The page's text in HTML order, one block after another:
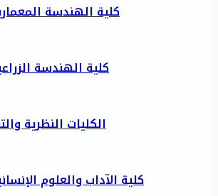
كلية الهندسة
كلية الهندسة
الكليات النظرية
كلية الآداب والعلوم